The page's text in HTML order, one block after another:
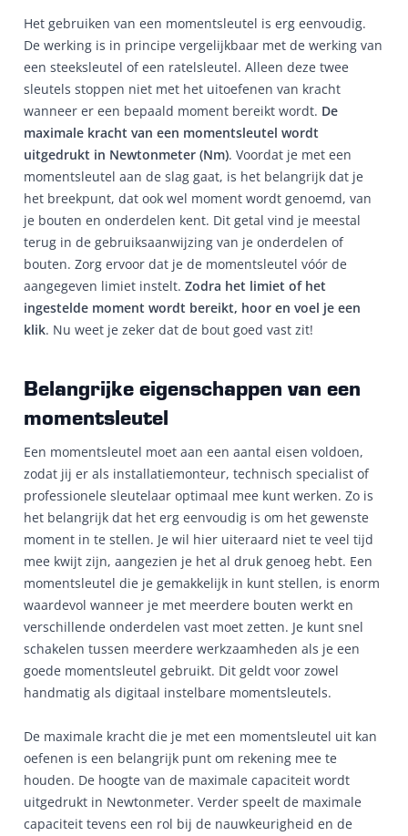
Het gebruiken van een momentsleutel is erg eenvoudig.
De werking is in principe vergelijkbaar met de werking van
een steeksleutel of een ratelsleutel. Alleen deze twee
sleutels stoppen niet met het uitoefenen van kracht
wanneer er een bepaald moment bereikt wordt. De
maximale kracht van een momentsleutel wordt
uitgedrukt in Newtonmeter (Nm). Voordat je met een
momentsleutel aan de slag gaat, is het belangrijk dat je
het breekpunt, dat ook wel moment wordt genoemd, van
je bouten en onderdelen kent. Dit getal vind je meestal
terug in de gebruiksaanwijzing van je onderdelen of
bouten. Zorg ervoor dat je de momentsleutel vóór de
aangegeven limiet instelt. Zodra het limiet of het
ingestelde moment wordt bereikt, hoor en voel je een
klik. Nu weet je zeker dat de bout goed vast zit!
Belangrijke eigenschappen van een
momentsleutel
Een momentsleutel moet aan een aantal eisen voldoen,
zodat jij er als installatiemonteur, technisch specialist of
professionele sleutelaar optimaal mee kunt werken. Zo is
het belangrijk dat het erg eenvoudig is om het gewenste
moment in te stellen. Je wil hier uiteraard niet te veel tijd
mee kwijt zijn, aangezien je het al druk genoeg hebt. Een
momentsleutel die je gemakkelijk in kunt stellen, is enorm
waardevol wanneer je met meerdere bouten werkt en
verschillende onderdelen vast moet zetten. Je kunt snel
schakelen tussen meerdere werkzaamheden als je een
goede momentsleutel gebruikt. Dit geldt voor zowel
handmatig als digitaal instelbare momentsleutels.
De maximale kracht die je met een momentsleutel uit kan
oefenen is een belangrijk punt om rekening mee te
houden. De hoogte van de maximale capaciteit wordt
uitgedrukt in Newtonmeter. Verder speelt de maximale
capaciteit tevens een rol bij de nauwkeurigheid en de